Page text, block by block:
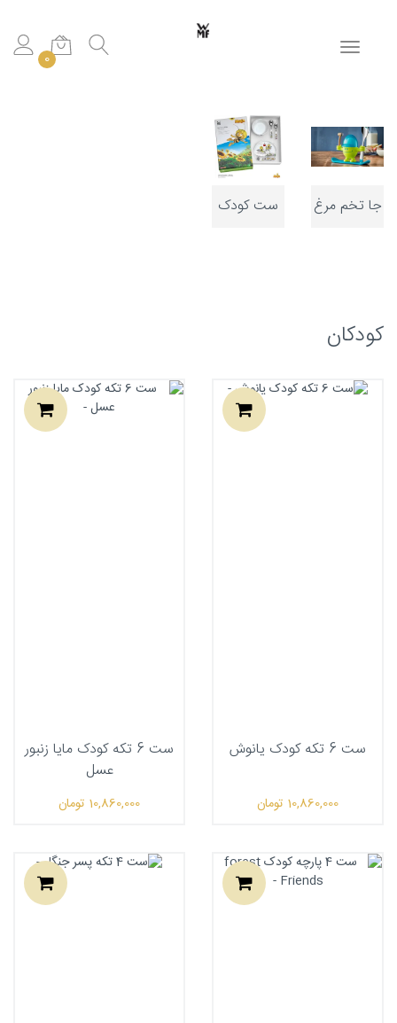
Toggle navigation
0
جا تخم مرغ ست کودک
کودکان
ست 6 تکه کودک یانوش
10,860,000 تومان
ست 6 تکه کودک مایا زنبور
عسل
10,860,000 تومان